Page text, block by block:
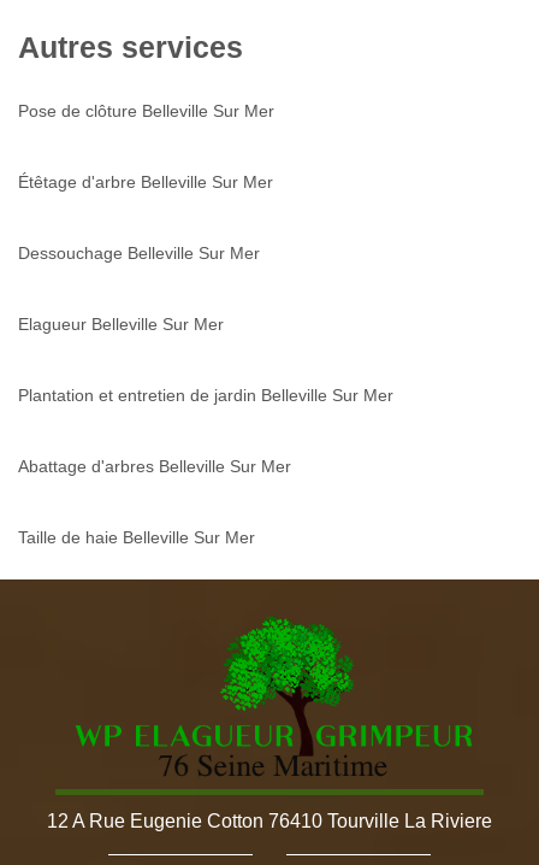
Autres services
Pose de clôture Belleville Sur Mer
Étêtage d'arbre Belleville Sur Mer
Dessouchage Belleville Sur Mer
Elagueur Belleville Sur Mer
Plantation et entretien de jardin Belleville Sur Mer
Abattage d'arbres Belleville Sur Mer
Taille de haie Belleville Sur Mer
12 A Rue Eugenie Cotton 76410 Tourville La Riviere